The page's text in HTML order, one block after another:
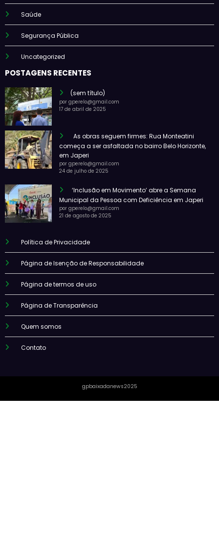
Saúde
Segurança Pública
Uncategorized
POSTAGENS RECENTES
(sem título)
por gperelo@gmail.com
17 de abril de 2025
As obras seguem firmes: Rua Monteatini
começa a ser asfaltada no bairro Belo Horizonte,
em Japeri
por gperelo@gmail.com
24 de julho de 2025
‘Inclusão em Movimento’ abre a Semana
Municipal da Pessoa com Deficiência em Japeri
por gperelo@gmail.com
21 de agosto de 2025
Política de Privacidade
Página de Isenção de Responsabilidade
Página de termos de uso
Página de Transparência
Quem somos
Contato
gpbaixadanews2025